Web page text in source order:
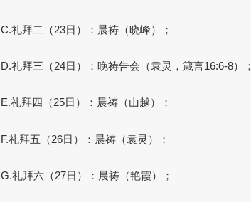
C.礼拜二（23日）：晨祷（晓峰）；
D.礼拜三（24日）：晚祷告会（袁灵，箴言16:6-8）；
E.礼拜四（25日）：晨祷（山越）；
F.礼拜五（26日）：晨祷（袁灵）；
G.礼拜六（27日）：晨祷（艳霞）；